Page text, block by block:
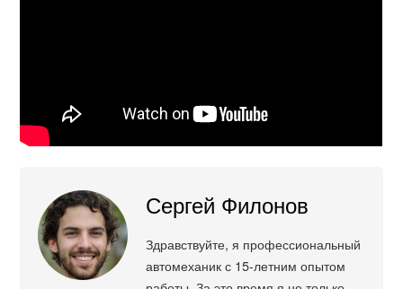
Сергей Филонов
Здравствуйте, я профессиональный
автомеханик с 15-летним опытом